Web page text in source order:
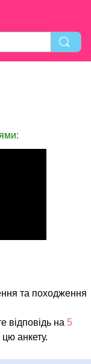
та походження
відповідь на 5
анкету.